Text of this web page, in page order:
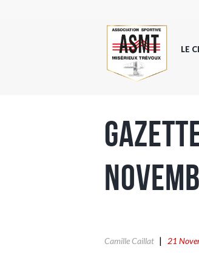
LE
Camille Caillat 21